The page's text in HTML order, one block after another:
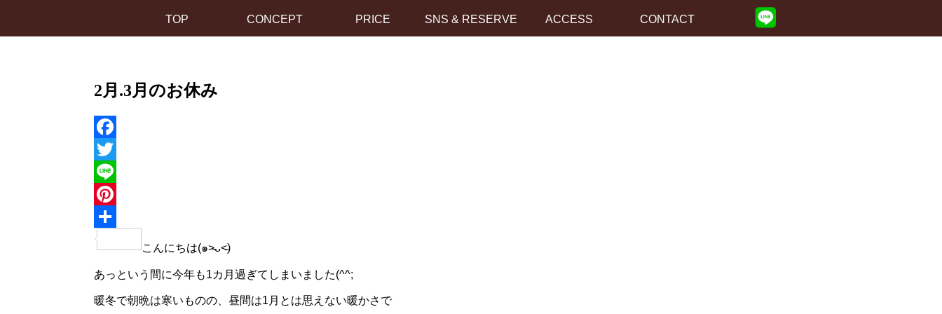
TOP CONCEPT PRICE SNS & RESERVE ACCESS CONTACT
2月.3月のお休み
Facebook
Twitter
Line
Pinterest
こんにちは(๑˃̵ᴗ˂̵)
あっという間に今年も1カ月過ぎてしまいました(^^;
暖冬で朝晩は寒いものの、昼間は1月とは思えない暖かさで